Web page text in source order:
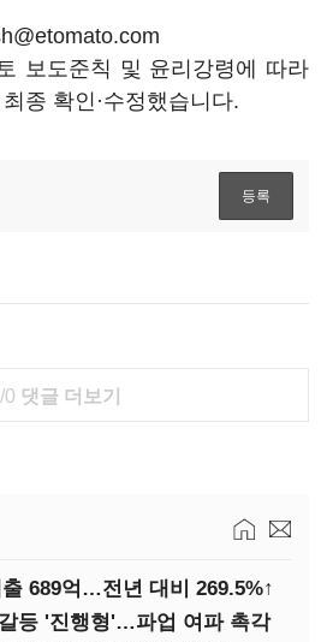
보도준칙 및 윤리강령에 따라
종 확인·수정했습니다.
0 댓글 더보기
689억…전년 대비 269.5%↑
등 '진행형'…파업 여파 촉각